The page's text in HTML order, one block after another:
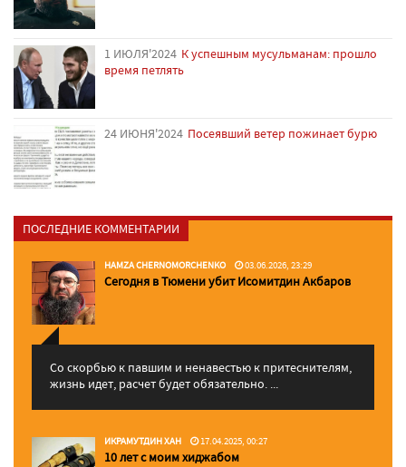
1 ИЮЛЯ'2024 К успешным мусульманам: прошло
время петлять
24 ИЮНЯ'2024 Посеявший ветер пожинает бурю
ПОСЛЕДНИЕ КОММЕНТАРИИ
HAMZA CHERNOMORCHENKO 03.06.2026, 23:29
Сегодня в Тюмени убит Исомитдин Акбаров
Со скорбью к павшим и ненавестью к притеснителям,
жизнь идет, расчет будет обязательно. ...
ИКРАМУТДИН ХАН 17.04.2025, 00:27
10 лет с моим хиджабом